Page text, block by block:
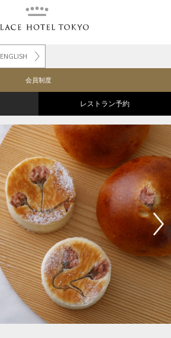
ENGLISH
会員制度
レストラン予約